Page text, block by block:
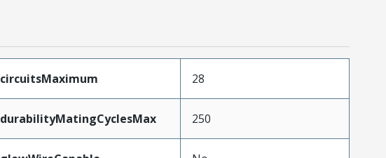
circuitsMaximum 28
durabilityMatingCyclesMax 250